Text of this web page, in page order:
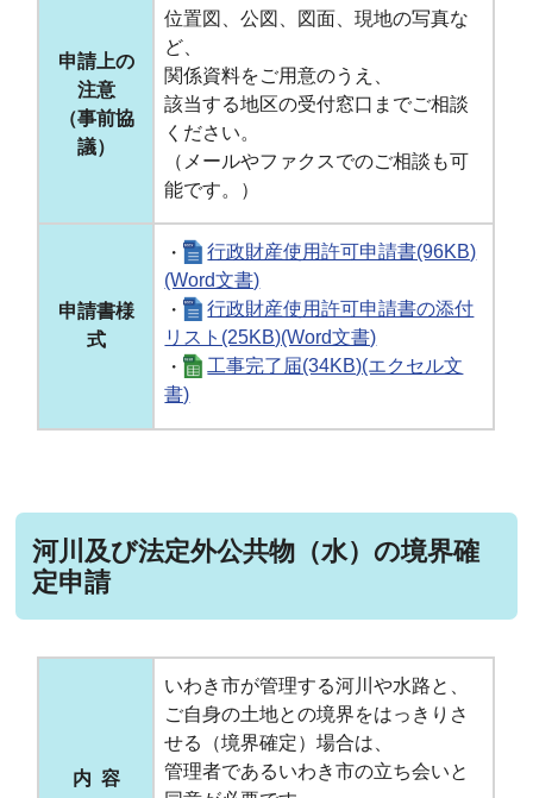
申請上の
注意
（事前協
議）
位置図、公図、図面、現地の写真な
ど、
関係資料をご用意のうえ、
該当する地区の受付窓口までご相談
ください。
（メールやファクスでのご相談も可
能です。）
申請書様
式
・
行政財産使用許可申請書(96KB)
(Word文書)
・
行政財産使用許可申請書の添付
リスト(25KB)(Word文書)
・
工事完了届(34KB)(エクセル文
書)
河川及び法定外公共物（水）の境界確
定申請
内 容
いわき市が管理する河川や水路と、
ご自身の土地との境界をはっきりさ
せる（境界確定）場合は、
管理者であるいわき市の立ち会いと